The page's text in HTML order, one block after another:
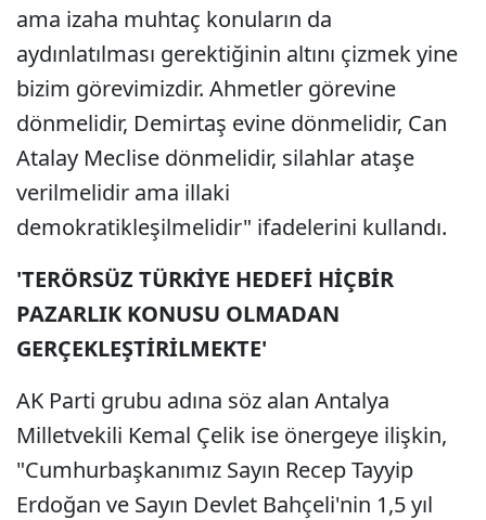
ama izaha muhtaç konuların da
aydınlatılması gerektiğinin altını çizmek yine
bizim görevimizdir. Ahmetler görevine
dönmelidir, Demirtaş evine dönmelidir, Can
Atalay Meclise dönmelidir, silahlar ataşe
verilmelidir ama illaki
demokratikleşilmelidir" ifadelerini kullandı.
'TERÖRSÜZ TÜRKİYE HEDEFİ HİÇBİR
PAZARLIK KONUSU OLMADAN
GERÇEKLEŞTİRİLMEKTE'
AK Parti grubu adına söz alan Antalya
Milletvekili Kemal Çelik ise önergeye ilişkin,
"Cumhurbaşkanımız Sayın Recep Tayyip
Erdoğan ve Sayın Devlet Bahçeli'nin 1,5 yıl